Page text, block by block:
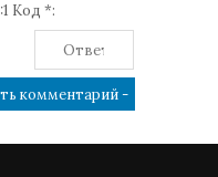
Код *: